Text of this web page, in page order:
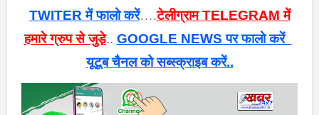
TWITER में फालो करें….टेलीग्राम TELEGRAM में
हमारे ग्रुप से जुड़े.. GOOGLE NEWS पर फालो करें
यूटूब चैनल को सब्स्क्राइब करें..